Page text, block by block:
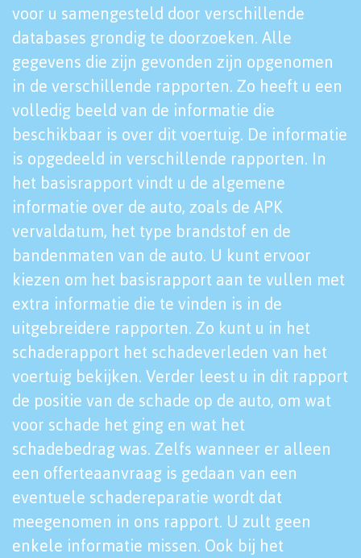
voor u samengesteld door verschillende
databases grondig te doorzoeken. Alle
gegevens die zijn gevonden zijn opgenomen
in de verschillende rapporten. Zo heeft u een
volledig beeld van de informatie die
beschikbaar is over dit voertuig. De informatie
is opgedeeld in verschillende rapporten. In
het basisrapport vindt u de algemene
informatie over de auto, zoals de APK
vervaldatum, het type brandstof en de
bandenmaten van de auto. U kunt ervoor
kiezen om het basisrapport aan te vullen met
extra informatie die te vinden is in de
uitgebreidere rapporten. Zo kunt u in het
schaderapport het schadeverleden van het
voertuig bekijken. Verder leest u in dit rapport
de positie van de schade op de auto, om wat
voor schade het ging en wat het
schadebedrag was. Zelfs wanneer er alleen
een offerteaanvraag is gedaan van een
eventuele schadereparatie wordt dat
meegenomen in ons rapport. U zult geen
enkele informatie missen. Ook bij het